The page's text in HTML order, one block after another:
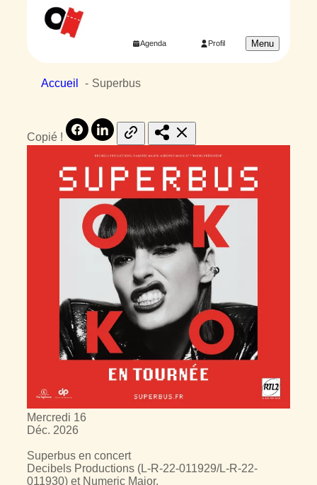
Agenda Profil Menu
Accueil Superbus
Copié !
Mercredi 16
Déc. 2026
Superbus en concert
Decibels Productions (L-R-22-011929/L-R-22-
011930) et Numeric Major.